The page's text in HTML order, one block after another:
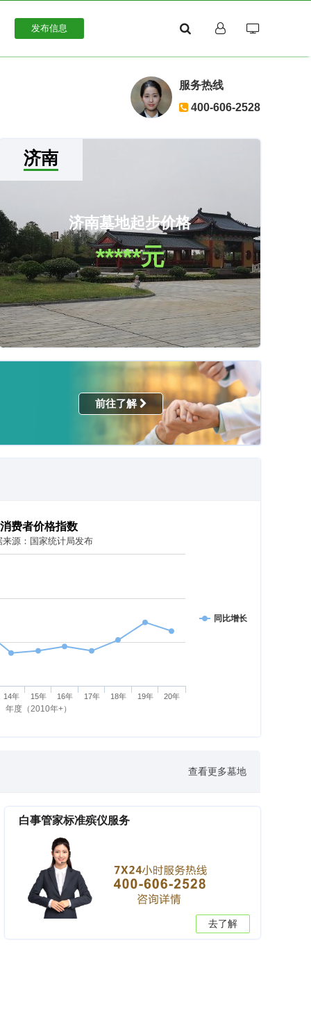
发布信息
服务热线
400-606-2528
济南
济南墓地起步价格
*****元
前往了解
年度（2010年+）
消费者价格指数
来源：国家统计局发布
同比增长
14年 15年 16年 17年 18年 19年 20年
查看更多墓地
白事管家标准殡仪服务
去了解